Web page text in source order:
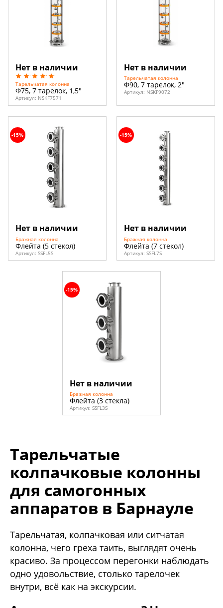
Нет в наличии
Тарельчатая колонна
Ф75, 7 тарелок, 1,5"
Артикул: NSKF7571
Нет в наличии
Тарельчатая колонна
Ф90, 7 тарелок, 2"
Артикул: NSKF9072
Нет в наличии
Бражная колонна
Флейта (5 стекол)
Артикул: SSFL5S
-15%
Нет в наличии
Бражная колонна
Флейта (7 стекол)
Артикул: SSFL7S
-15%
Нет в наличии
Бражная колонна
Флейта (3 стекла)
Артикул: SSFL3S
-15%
Тарельчатые
колпачковые колонны
для самогонных
аппаратов в Барнауле
Тарельчатая, колпачковая или ситчатая
колонна, чего греха таить, выглядят очень
красиво. За процессом перегонки наблюдать
одно удовольствие, столько тарелочек
внутри, всё как на экскурсии.